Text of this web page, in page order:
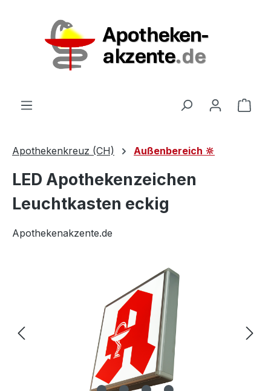
Apothekenkreuz (CH) Außenbereich 🔆
LED Apothekenzeichen
Leuchtkasten eckig
Apothekenakzente.de